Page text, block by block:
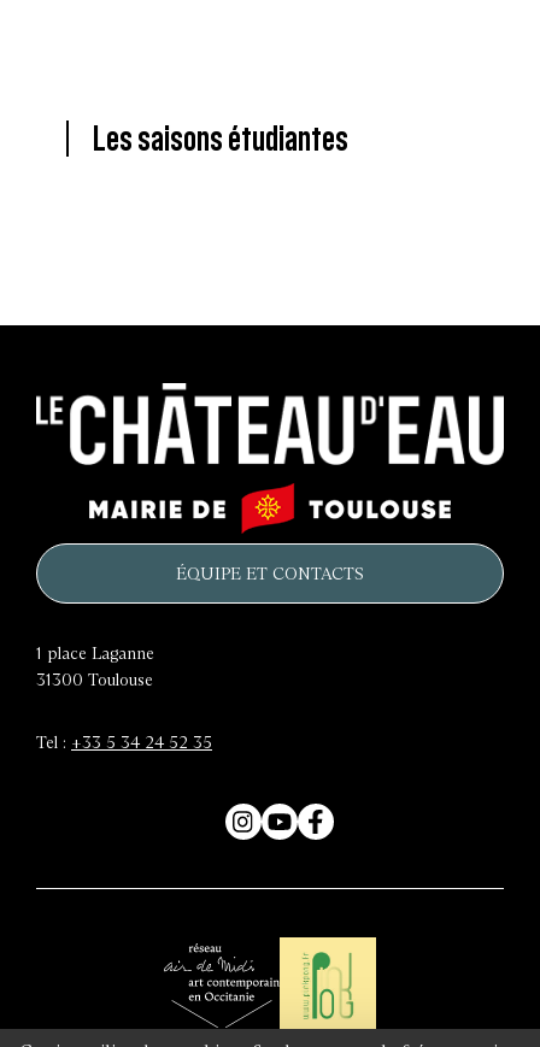
Les saisons étudiantes
château
d'eau
Mairie
de
ÉQUIPE ET CONTACTS
1 place Laganne
31300 Toulouse
Tel : +33 5 34 24 52 35
Instagram
YouTubeFacebook